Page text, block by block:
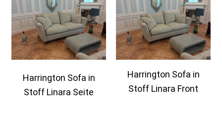
Harrington Sofa in
Stoff Linara Seite
Harrington Sofa in
Stoff Linara Front